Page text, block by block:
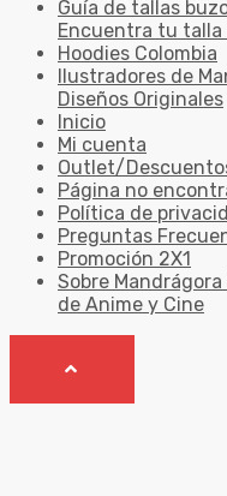
Guía de tallas
Encuentra tu talla
Hoodies Colombia
Ilustradores de
Diseños Originales
Inicio
Mi cuenta
Outlet/
Página no
Política de
Preguntas
Promoción 2X1
Sobre
de Anime y Cine